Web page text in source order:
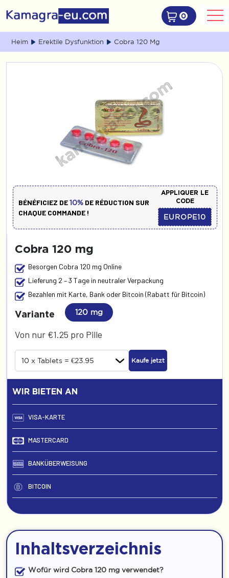
0
Heim Erektile Dysfunktion Cobra 120 Mg
BÉNÉFICIEZ DE10% DE RÉDUCTION SUR
CHAQUE COMMANDE !
APPLIQUER LE
CODE
EUROPE10
Cobra 120 mg
Besorgen Cobra 120 mg Online
Lieferung 2 – 3 Tage in neutraler Verpackung
Bezahlen mit Karte, Bank oder Bitcoin (Rabatt für Bitcoin)
Variante 120 mg
Von nur €1.25 pro Pille
Kaufe jetzt
WIR BIETEN AN
VISA-KARTE
MASTERCARD
BANKÜBERWEISUNG
BITCOIN
Inhaltsverzeichnis
Wofür wird Cobra 120 mg verwendet?